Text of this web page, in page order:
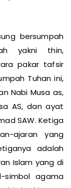
perintah dan
bersumpah
yakni thin,
pakar tafsir
Tuhan ini,
Nabi Musa as,
AS, dan ayat
SAW. Ketiga
ajaran yang
adalah
Islam yang di
simbol agama